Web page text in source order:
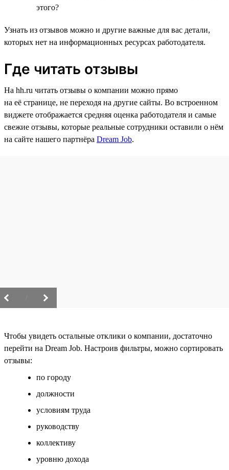
этого?
Узнать из отзывов можно и другие важные для вас детали,
которых нет на информационных ресурсах работодателя.
Где читать отзывы
На hh.ru читать отзывы о компании можно прямо
на её странице, не переходя на другие сайты. Во встроенном
виджете отображается средняя оценка работодателя и самые
свежие отзывы, которые реальные сотрудники оставили о нём
на сайте нашего партнёра Dream Job.
Чтобы увидеть остальные отклики о компании, достаточно
перейти на Dream Job. Настроив фильтры, можно сортировать
отзывы:
по городу
должности
условиям труда
руководству
коллективу
уровню дохода